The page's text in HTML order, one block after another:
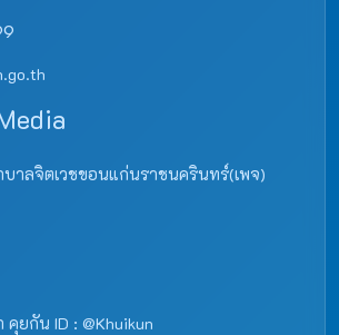
บาลจิตเวชขอนแก่นราชนครินทร์(เพจ)
คุยกัน ID : @Khuikun